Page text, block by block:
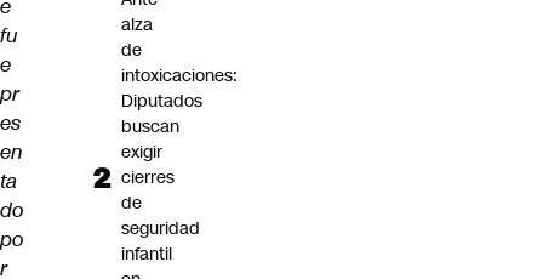
e
fu
e
pr
es
en
ta
do
po
r
alza
de
intoxicaciones:
Diputados
buscan
exigir
cierres
de
seguridad
infantil